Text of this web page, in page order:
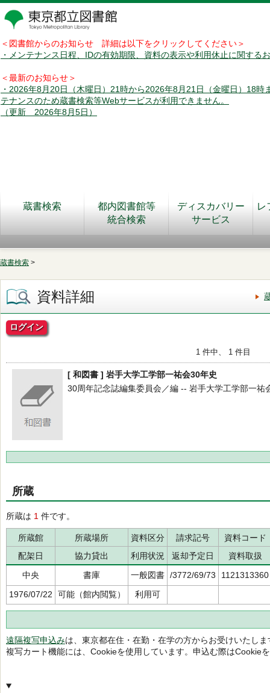
＜図書館からのお知らせ 詳細は以下をクリックしてください＞
・メンテナンス日程、IDの有効期限、資料の表示や利用休止に関する
＜最新のお知らせ＞
・2026年8月20日（木曜日）21時から2026年8月21日（金曜日）18時
テナンスのため蔵書検索等Webサービスが利用できません。
（更新 2026年8月5日）
蔵書検索
都内図書館等
統合検索
ディスカバリー
サービス
レ
蔵書検索 >
資料詳細
ログイン
1 件中、 1 件目
[ 和図書 ] 岩手大学工学部一祐会30年史
30周年記念誌編集委員会／編 -- 岩手大学工学部一祐
所蔵
所蔵は 1 件です。
所蔵館 所蔵場所 資料区分 請求記号
資料コード
配架日
協力貸出 利用状況 返却予定日
資料取扱
中央
書庫 一般図書 /3772/69/73
1121313360
1976/07/22
可能（館内閲覧） 利用可
遠隔複写申込みは、東京都在住・在勤・在学の方からお受けいたしま
複写カート機能には、Cookieを使用しています。申込む際はCookie